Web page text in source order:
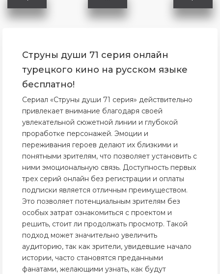
Струны души 71 серия онлайн
турецкого кино на русском языке
бесплатно!
Сериал «Струны души 71 серия» действительно
привлекает внимание благодаря своей
увлекательной сюжетной линии и глубокой
проработке персонажей. Эмоции и
переживания героев делают их близкими и
понятными зрителям, что позволяет установить с
ними эмоциональную связь. Доступность первых
трех серий онлайн без регистрации и оплаты
подписки является отличным преимуществом.
Это позволяет потенциальным зрителям без
особых затрат ознакомиться с проектом и
решить, стоит ли продолжать просмотр. Такой
подход может значительно увеличить
аудиторию, так как зрители, увидевшие начало
истории, часто становятся преданными
фанатами, желающими узнать, как будут